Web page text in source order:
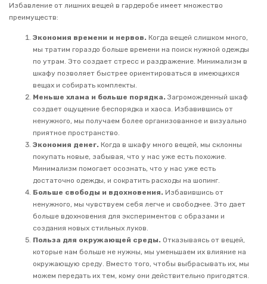
Избавление от лишних вещей в гардеробе имеет множество
преимуществ:
Экономия времени и нервов. Когда вещей слишком много,
мы тратим гораздо больше времени на поиск нужной одежды
по утрам. Это создает стресс и раздражение. Минимализм в
шкафу позволяет быстрее ориентироваться в имеющихся
вещах и собирать комплекты.
Меньше хлама и больше порядка. Загроможденный шкаф
создает ощущение беспорядка и хаоса. Избавившись от
ненужного, мы получаем более организованное и визуально
приятное пространство.
Экономия денег. Когда в шкафу много вещей, мы склонны
покупать новые, забывая, что у нас уже есть похожие.
Минимализм помогает осознать, что у нас уже есть
достаточно одежды, и сократить расходы на шопинг.
Больше свободы и вдохновения. Избавившись от
ненужного, мы чувствуем себя легче и свободнее. Это дает
больше вдохновения для экспериментов с образами и
создания новых стильных луков.
Польза для окружающей среды. Отказываясь от вещей,
которые нам больше не нужны, мы уменьшаем их влияние на
окружающую среду. Вместо того, чтобы выбрасывать их, мы
можем передать их тем, кому они действительно пригодятся.